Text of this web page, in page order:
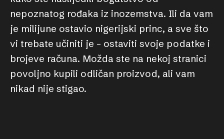
nepoznatog rođaka iz inozemstva. Ili da vam
je milijune ostavio nigerijski princ, a sve što
vi trebate učiniti je – ostaviti svoje podatke i
brojeve računa. Možda ste na nekoj stranici
povoljno kupili odličan proizvod, ali vam
nikad nije stigao.